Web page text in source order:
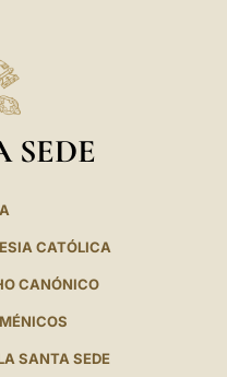
SEDE
CATÓLICA
CANÓNICO
SANTA SEDE